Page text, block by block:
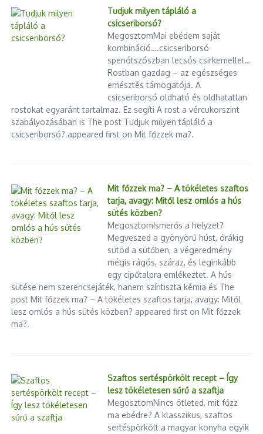
Magyarországon
Suha György – Ceutai balhé: a migránsok csak statiszták a
nagyok játszmájában
Következő
haverját
2024.11.01.
Tudjuk milyen tápláló a
csicseriborsó?
MegosztomMai ebédem saját
kombináció….csicseriborsó
spenótszószban lecsós csirkemellel…
Rostban gazdag – az egészséges
emésztés támogatója. A
csicseriborsó oldható és oldhatatlan
rostokat egyaránt tartalmaz. Ez segíti A rost a vércukorszint
szabályozásában is The post Tudjuk milyen tápláló a
csicseriborsó? appeared first on Mit főzzek ma?.
Mit főzzek ma? – A tökéletes szaftos
tarja, avagy: Mitől lesz omlós a hús
sütés közben?
MegosztomIsmerős a helyzet?
Megveszed a gyönyörű húst, órákig
sütöd a sütőben, a végeredmény
mégis rágós, száraz, és leginkább
egy cipőtalpra emlékeztet. A hús
sütése nem szerencsejáték, hanem színtiszta kémia és The
post Mit főzzek ma? – A tökéletes szaftos tarja, avagy: Mitől
lesz omlós a hús sütés közben? appeared first on Mit főzzek
ma?.
Szaftos sertéspörkölt recept – Így
lesz tökéletesen sűrű a szaftja
MegosztomNincs ötleted, mit főzz
ma ebédre? A klasszikus, szaftos
sertéspörkölt a magyar konyha egyik